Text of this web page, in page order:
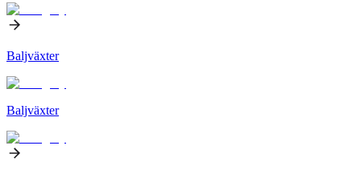
Baljväxter
Baljväxter